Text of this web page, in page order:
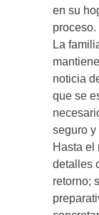
en su
proceso.
La
noticia
que se
seguro y
Hasta el
detalles
retorno;